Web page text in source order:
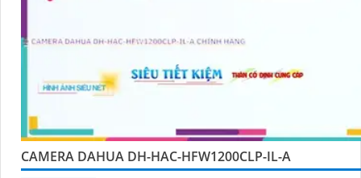
CAMERA DAHUA DH-HAC-HFW1200CLP-IL-A